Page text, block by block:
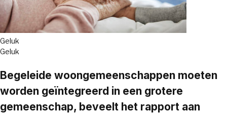
Geluk
Geluk
Begeleide woongemeenschappen moeten
worden geïntegreerd in een grotere
gemeenschap, beveelt het rapport aan